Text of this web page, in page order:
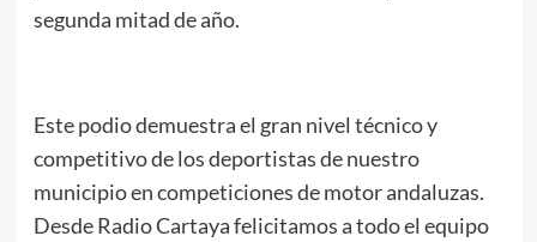
segunda mitad de año.
Este podio demuestra el gran nivel técnico y
competitivo de los deportistas de nuestro
municipio en competiciones de motor andaluzas.
Desde Radio Cartaya felicitamos a todo el equipo